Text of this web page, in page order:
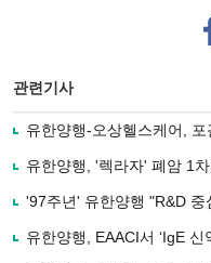
관련기사
유한양행-오상헬스케어,
유한양행, '렉라자' 폐암 1
'97주년' 유한양행 "R&D
유한양행, EAACI서 ‘IgE 신